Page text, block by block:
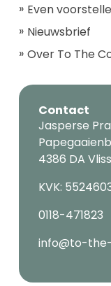
Even
Nieuwsbrief
Over To The
Contact
Jasperse
4386 DA
KVK:
0118-471823
info@to-